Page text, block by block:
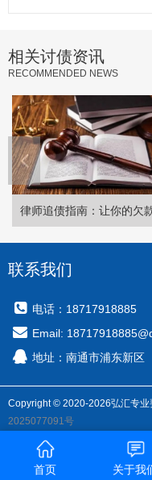
相关讨债资讯
RECOMMENDED NEWS
联系我们
电话：18717918885
Email:
地址：南通市浦东新区
Copyright © 2020-2026弘汇专业
2025077091号
首页 关于我